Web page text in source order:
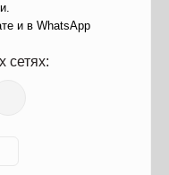
и в WhatsApp
сетях: